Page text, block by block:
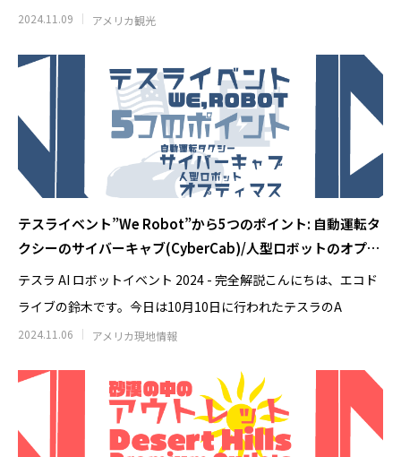
と言えばUniv
2024.11.09 アメリカ観光
テスライベント”We Robot”から5つのポイント: 自動運転タ
クシーのサイバーキャブ(CyberCab)/人型ロボットのオプテ
ィマス(Optimus)
テスラ AI ロボットイベント 2024 - 完全解説こんにちは、エコド
ライブの鈴木です。今日は10月10日に行われたテスラのA
2024.11.06 アメリカ現地情報